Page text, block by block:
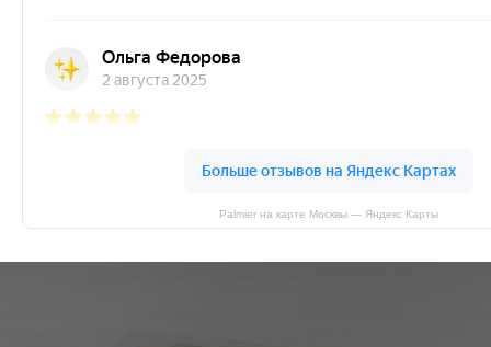
Palmier на карте Москвы — Яндекс Карты